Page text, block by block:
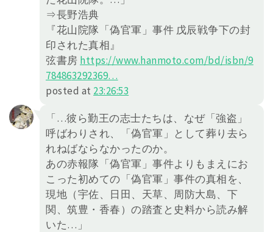
⇒長野浩典
『花山院隊「偽官軍」事件 戊辰戦争下の封
印された真相』
弦書房 https://www.hanmoto.com/bd/isbn/9
784863292369…
posted at 23:26:53
「…彼ら勤王の志士たちは、なぜ「強盗」
呼ばわりされ、「偽官軍」として葬り去ら
れねばならなかったのか。
あの赤報隊「偽官軍」事件よりもまえにお
こった初めての「偽官軍」事件の真相を、
現地（宇佐、日田、天草、周防大島、下
関、筑豊・香春）の踏査と史料から読み解
いた…」